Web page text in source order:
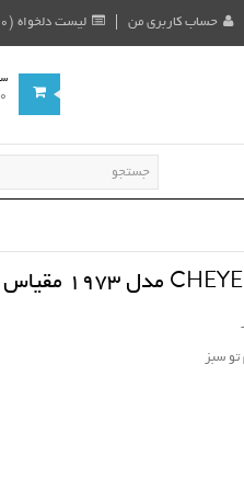
لیست دلخواه (0) حساب کاربری من
0 کالا(ها) - 0 تومان